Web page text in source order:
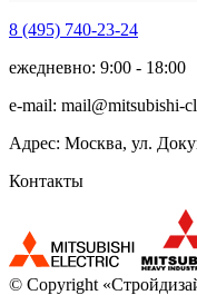
8 (495) 740-23-24
ежедневно: 9:00 - 18:00
e-mail: mail@mitsubishi-
Адрес: Москва, ул.
Контакты
© Copyright